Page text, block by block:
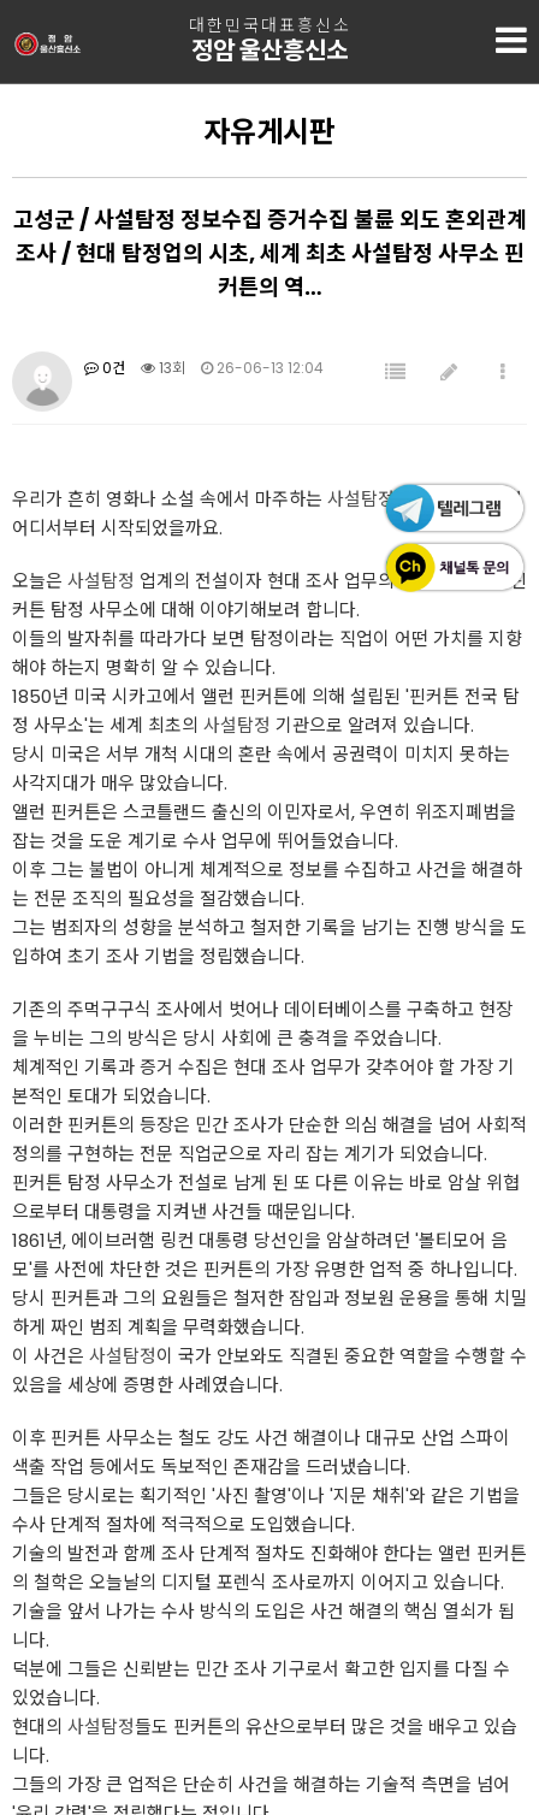
대한민국대표흥신소
정암 울산흥신소
자유게시판
고성군 / 사설탐정 정보수집 증거수집 불륜 외도 혼외관계
조사 / 현대 탐정업의 시초, 세계 최초 사설탐정 사무소 핀
커튼의 역…
0건 13회 26-06-13 12:04
우리가 흔히 영화나 소설 속에서 마주하는 사설탐정 의 이미지는 과연
어디서부터 시작되었을까요.
오늘은 사설탐정 업계의 전설이자 현대 조사 업무의 기틀을 마련한 핀
커튼 탐정 사무소에 대해 이야기해보려 합니다.
이들의 발자취를 따라가다 보면 탐정이라는 직업이 어떤 가치를 지향
해야 하는지 명확히 알 수 있습니다.
1850년 미국 시카고에서 앨런 핀커튼에 의해 설립된 '핀커튼 전국 탐
정 사무소'는 세계 최초의 사설탐정 기관으로 알려져 있습니다.
당시 미국은 서부 개척 시대의 혼란 속에서 공권력이 미치지 못하는
사각지대가 매우 많았습니다.
앨런 핀커튼은 스코틀랜드 출신의 이민자로서, 우연히 위조지폐범을
잡는 것을 도운 계기로 수사 업무에 뛰어들었습니다.
이후 그는 불법이 아니게 체계적으로 정보를 수집하고 사건을 해결하
는 전문 조직의 필요성을 절감했습니다.
그는 범죄자의 성향을 분석하고 철저한 기록을 남기는 진행 방식을 도
입하여 초기 조사 기법을 정립했습니다.
기존의 주먹구구식 조사에서 벗어나 데이터베이스를 구축하고 현장
을 누비는 그의 방식은 당시 사회에 큰 충격을 주었습니다.
체계적인 기록과 증거 수집은 현대 조사 업무가 갖추어야 할 가장 기
본적인 토대가 되었습니다.
이러한 핀커튼의 등장은 민간 조사가 단순한 의심 해결을 넘어 사회적
정의를 구현하는 전문 직업군으로 자리 잡는 계기가 되었습니다.
핀커튼 탐정 사무소가 전설로 남게 된 또 다른 이유는 바로 암살 위협
으로부터 대통령을 지켜낸 사건들 때문입니다.
1861년, 에이브러햄 링컨 대통령 당선인을 암살하려던 '볼티모어 음
모'를 사전에 차단한 것은 핀커튼의 가장 유명한 업적 중 하나입니다.
당시 핀커튼과 그의 요원들은 철저한 잠입과 정보원 운용을 통해 치밀
하게 짜인 범죄 계획을 무력화했습니다.
이 사건은 사설탐정이 국가 안보와도 직결된 중요한 역할을 수행할 수
있음을 세상에 증명한 사례였습니다.
이후 핀커튼 사무소는 철도 강도 사건 해결이나 대규모 산업 스파이
색출 작업 등에서도 독보적인 존재감을 드러냈습니다.
그들은 당시로는 획기적인 '사진 촬영'이나 '지문 채취'와 같은 기법을
수사 단계적 절차에 적극적으로 도입했습니다.
기술의 발전과 함께 조사 단계적 절차도 진화해야 한다는 앨런 핀커튼
의 철학은 오늘날의 디지털 포렌식 조사로까지 이어지고 있습니다.
기술을 앞서 나가는 수사 방식의 도입은 사건 해결의 핵심 열쇠가 됩
니다.
덕분에 그들은 신뢰받는 민간 조사 기구로서 확고한 입지를 다질 수
있었습니다.
현대의 사설탐정들도 핀커튼의 유산으로부터 많은 것을 배우고 있습
니다.
그들의 가장 큰 업적은 단순히 사건을 해결하는 기술적 측면을 넘어